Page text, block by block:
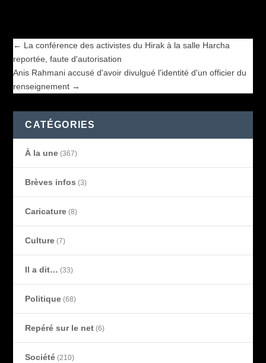
← La conférence des activistes du Hirak à la salle Harcha
reportée, faute d'autorisation
Anis Rahmani accusé d'avoir divulgué l'identité d'un officier du
renseignement →
CATÉGORIES
À la une (367)
Brèves infos (3)
Caricature (8)
Culture (7)
Il a dit… (33)
Politique (68)
Repéré sur le net (6)
Société (210)